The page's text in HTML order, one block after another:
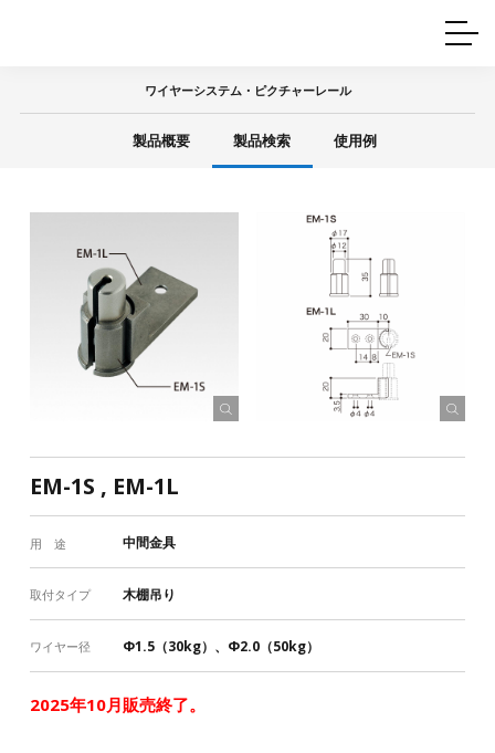
ついて
産業用ワイヤー
技術
サポート
製品の安全と品質について
グリップの使い方
図面ダウンロード
ワイヤーシステム・ピクチャーレール
製品概要 製品検索 使用例
EM-1S , EM-1L
用 途 中間金具
取付タイプ 木棚吊り
ワイヤー径 Φ1.5（30kg）、Φ2.0（50kg）
2025年10月販売終了。